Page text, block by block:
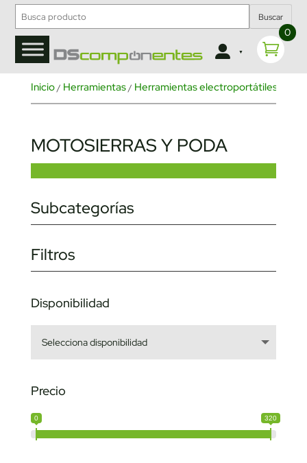
Buscar
0
Inicio/ Herramientas/ Herramientas electroportátiles
MOTOSIERRAS Y PODA
Subcategorías
Filtros
Disponibilidad
Precio
0 320